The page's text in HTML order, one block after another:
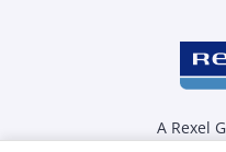
A Rexel